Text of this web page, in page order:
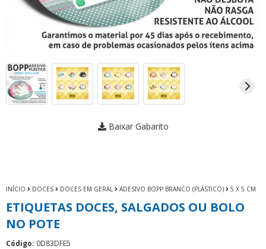
Baixar Gabarito
INÍCIO DOCES DOCES EM GERAL ADESIVO BOPP BRANCO (PLÁSTICO) 5 X 5 CM
ETIQUETAS DOCES, SALGADOS OU BOLO
NO POTE
Código: 0D83DFE5